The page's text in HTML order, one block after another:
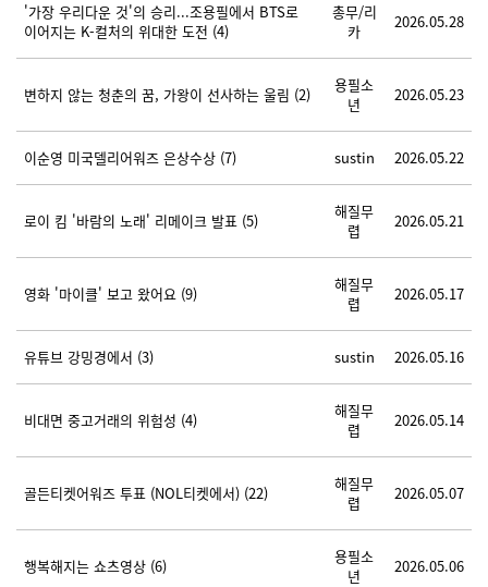
'가장 우리다운 것'의 승리...조용필에서 BTS로
이어지는 K-컬처의 위대한 도전 (4)
총무/리
카
2026.05.28
변하지 않는 청춘의 꿈, 가왕이 선사하는 울림 (2)
용필소
년
2026.05.23
이순영 미국델리어워즈 은상수상 (7) sustin 2026.05.22
로이 킴 '바람의 노래' 리메이크 발표 (5)
해질무
렵
2026.05.21
영화 '마이클' 보고 왔어요 (9)
해질무
렵
2026.05.17
유튜브 강밍경에서 (3) sustin 2026.05.16
비대면 중고거래의 위험성 (4)
해질무
렵
2026.05.14
골든티켓어워즈 투표 (NOL티켓에서) (22)
해질무
렵
2026.05.07
행복해지는 쇼츠영상 (6)
용필소
년
2026.05.06